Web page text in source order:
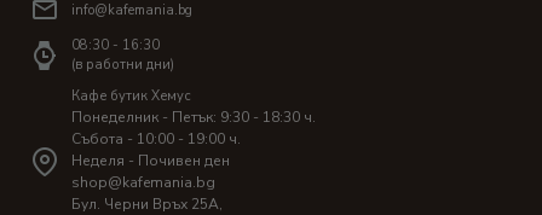
info@kafemania.bg
08:30 - 16:30
(в работни дни)
Кафе бутик Хемус
Понеделник - Петък: 9:30 - 18:30 ч.
Събота - 10:00 - 19:00 ч.
Неделя - Почивен ден
shop@kafemania.bg
Бул. Черни Връх 25A,